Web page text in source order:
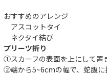
おすすめのアレンジ
アスコットタイ
ネクタイ結び
プリーツ折り
①スカーフの表面を上にして置
②端から5~6cmの幅で、蛇腹に